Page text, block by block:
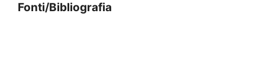
Fonti/Bibliografia